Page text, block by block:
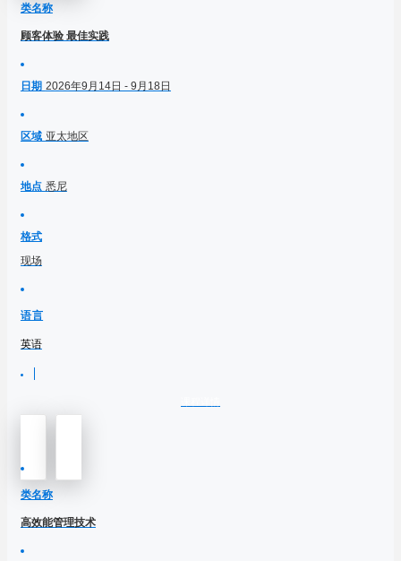
类名称
顾客体验 最佳实践
日期 2026年9月14日 - 9月18日
区域 亚太地区
地点 悉尼
格式
现场
语言
英语
类名称
高效能管理技术